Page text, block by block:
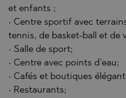
et enfants ;
• Centre sportif avec
tennis, de basket-ball et de
• Salle de sport;
• Centre avec points d’eau;
• Cafés et boutiques
• Restaurants;